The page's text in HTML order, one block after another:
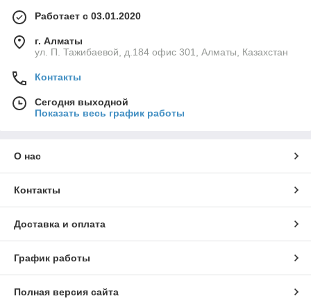
Работает с 03.01.2020
г. Алматы
ул. П. Тажибаевой, д.184 офис 301, Алматы, Казахстан
Контакты
Сегодня выходной
Показать весь график работы
О нас
Контакты
Доставка и оплата
График работы
Полная версия сайта